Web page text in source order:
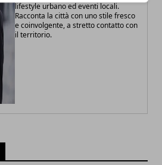
lifestyle urbano ed eventi locali.
Racconta la città con uno stile fresco
e coinvolgente, a stretto contatto con
il territorio.